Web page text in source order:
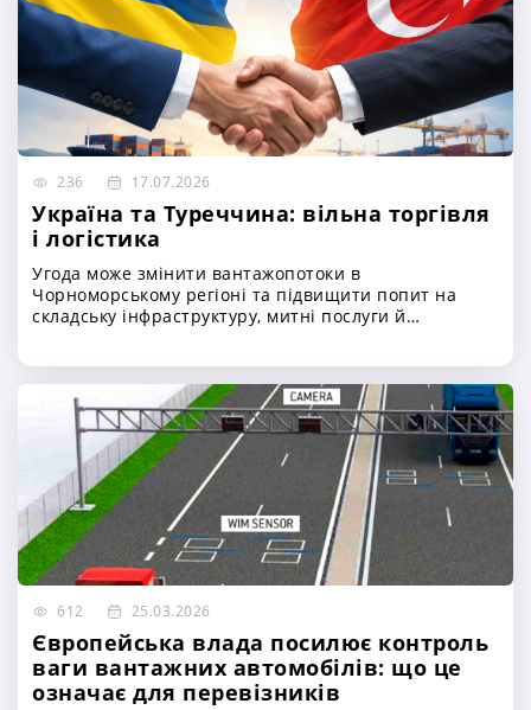
236 17.07.2026
Україна та Туреччина: вільна торгівля
і логістика
Угода може змінити вантажопотоки в
Чорноморському регіоні та підвищити попит на
складську інфраструктуру, митні послуги й
612 25.03.2026
Європейська влада посилює контроль
ваги вантажних автомобілів: що це
означає для перевізників